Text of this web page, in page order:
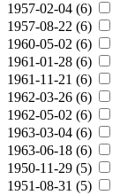
1957-02-04 (6)
1957-08-22 (6)
1960-05-02 (6)
1961-01-28 (6)
1961-11-21 (6)
1962-03-26 (6)
1962-05-02 (6)
1963-03-04 (6)
1963-06-18 (6)
1950-11-29 (5)
1951-08-31 (5)